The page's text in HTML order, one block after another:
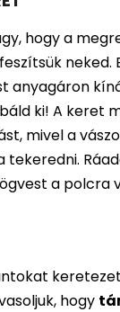
hogy a
neked.
anyagáron
ki! A keret
mivel a
tekeredni.
a polcra
hogy